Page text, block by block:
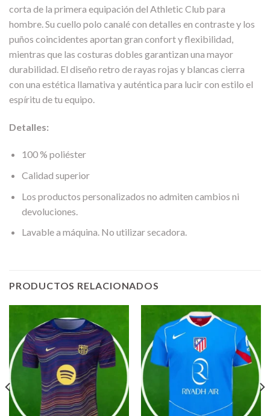
corta de la primera equipación del Athletic Club para
hombre. Su cuello polo canalé con detalles en contraste y los
puños coincidentes aportan gran confort y flexibilidad,
mientras que las costuras dobles garantizan una mayor
durabilidad. El diseño retro de rayas rojas y blancas cierra
con una estética llamativa y auténtica para lucir con estilo el
espíritu de tu equipo.
Detalles:
100 % poliéster
Calidad superior
Los productos personalizados no admiten cambios ni
devoluciones.
Lavable a máquina. No utilizar secadora.
PRODUCTOS RELACIONADOS